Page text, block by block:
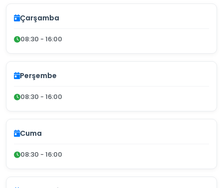
Çarşamba
08:30 - 16:00
Perşembe
08:30 - 16:00
Cuma
08:30 - 16:00